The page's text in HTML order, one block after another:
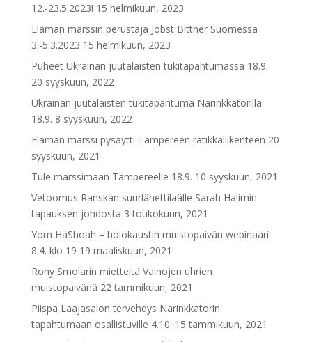
12.-23.5.2023! 15 helmikuun, 2023
Elämän marssin perustaja Jobst Bittner Suomessa
3.-5.3.2023 15 helmikuun, 2023
Puheet Ukrainan juutalaisten tukitapahtumassa 18.9.
20 syyskuun, 2022
Ukrainan juutalaisten tukitapahtuma Narinkkatorilla
18.9. 8 syyskuun, 2022
Elämän marssi pysäytti Tampereen ratikkaliikenteen 20
syyskuun, 2021
Tule marssimaan Tampereelle 18.9. 10 syyskuun, 2021
Vetoomus Ranskan suurlähettiläälle Sarah Halimin
tapauksen johdosta 3 toukokuun, 2021
Yom HaShoah – holokaustin muistopäivän webinaari
8.4. klo 19 19 maaliskuun, 2021
Rony Smolarin mietteitä Vainojen uhrien
muistopäivänä 22 tammikuun, 2021
Piispa Laajasalon tervehdys Narinkkatorin
tapahtumaan osallistuville 4.10. 15 tammikuun, 2021